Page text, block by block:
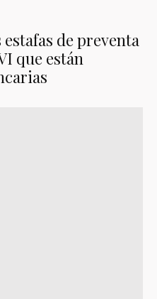
estafas de preventa
que están